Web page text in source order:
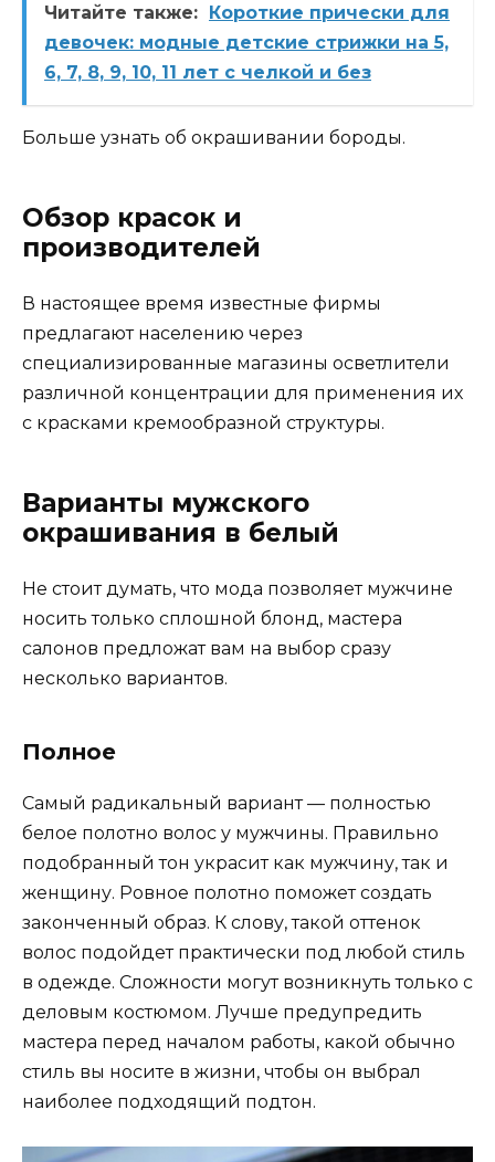
Читайте также: Короткие прически для
девочек: модные детские стрижки на 5,
6, 7, 8, 9, 10, 11 лет с челкой и без
Больше узнать об окрашивании бороды.
Обзор красок и
производителей
В настоящее время известные фирмы
предлагают населению через
специализированные магазины осветлители
различной концентрации для применения их
с красками кремообразной структуры.
Варианты мужского
окрашивания в белый
Не стоит думать, что мода позволяет мужчине
носить только сплошной блонд, мастера
салонов предложат вам на выбор сразу
несколько вариантов.
Полное
Самый радикальный вариант — полностью
белое полотно волос у мужчины. Правильно
подобранный тон украсит как мужчину, так и
женщину. Ровное полотно поможет создать
законченный образ. К слову, такой оттенок
волос подойдет практически под любой стиль
в одежде. Сложности могут возникнуть только с
деловым костюмом. Лучше предупредить
мастера перед началом работы, какой обычно
стиль вы носите в жизни, чтобы он выбрал
наиболее подходящий подтон.